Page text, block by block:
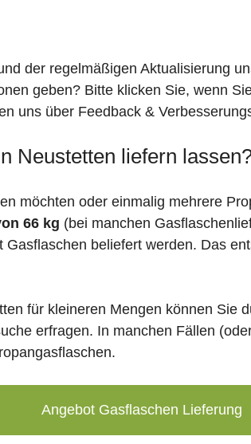
der regelmäßigen Aktualisierung
geben? Bitte klicken Sie, wenn
uns über Feedback &
Neustetten liefern
möchten oder einmalig mehrere
66 kg (bei manchen
beliefert werden. Das
für kleineren Mengen können Sie
erfragen. In manchen Fällen
Angebot Gasflaschen Lieferung